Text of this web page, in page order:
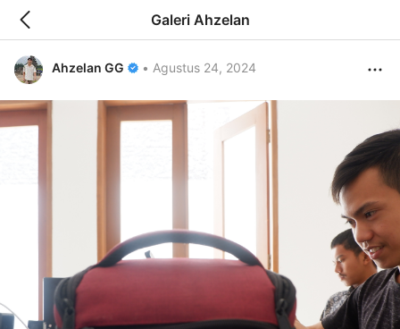
Galeri Ahzelan
Ahzelan GG • Agustus 24, 2024